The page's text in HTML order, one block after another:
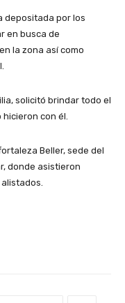
depositada por los
en busca de
la zona así como
solicitó brindar todo el
hicieron con él.
Beller, sede del
donde asistieron